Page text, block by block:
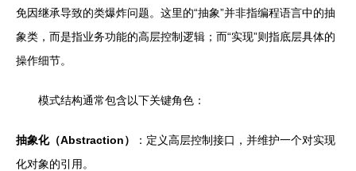
免因继承导致的类爆炸问题。这里的“抽象”并非指编程语言中的抽
象类，而是指业务功能的高层控制逻辑；而“实现”则指底层具体的
操作细节。
模式结构通常包含以下关键角色：
抽象化（Abstraction）
：定义高层控制接口，并维护一个对实现
化对象的引用。